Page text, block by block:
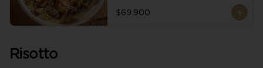
$69.900
Risotto